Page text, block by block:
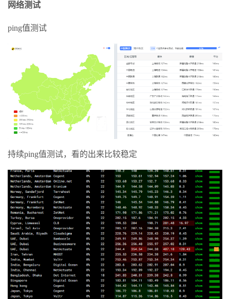
网络测试
ping值测试
持续ping值测试，看的出来比较稳定